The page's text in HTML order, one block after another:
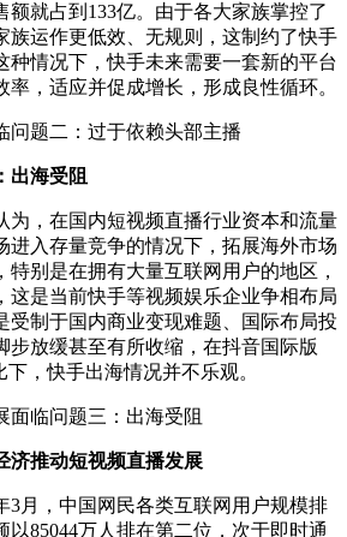
额就占到133亿。由于各大家族掌控了
族运作更低效、无规则，这制约了快手
种情况下，快手未来需要一套新的平台
，适应并促成增长，形成良性循环。
出海受阻
，在国内短视频直播行业资本和流量
进入存量竞争的情况下，拓展海外市场
特别是在拥有大量互联网用户的地区，
这是当前快手等视频娱乐企业争相布局
受制于国内商业变现难题、国际布局投
步放缓甚至有所收缩，在抖音国际版
，快手出海情况并不乐观。
济推动短视频直播发展
，中国网民各类互联网用户规模排
以85044万人排在第二位，次于即时通